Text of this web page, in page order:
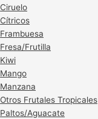
Ciruelo
Cítricos
Frambuesa
Fresa/Frutilla
Kiwi
Mango
Manzana
Otros Frutales Tropicales
Paltos/Aguacate